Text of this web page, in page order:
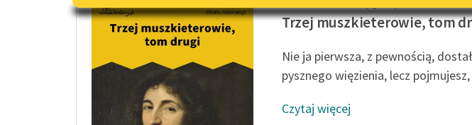
E-kolekcja
literatury do
uczennic i
Trzej muszkieterowie, tom
Nie ja pierwsza, z pewnością,
pysznego więzienia, lecz
Czytaj więcej